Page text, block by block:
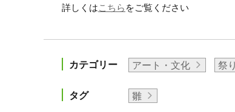
詳しくはこちら をご覧ください
カテゴリー アート・文化 祭
タグ 雛